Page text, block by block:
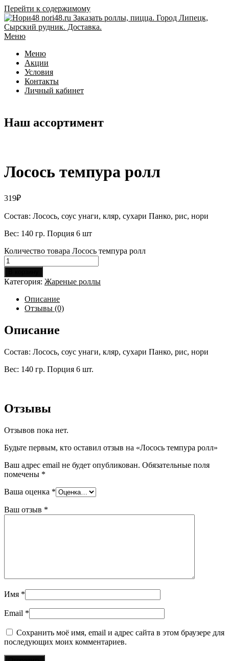
Перейти к содержимому
Меню
Меню
Акции
Условия
Контакты
Личный кабинет
Наш ассортимент
Лосось темпура ролл
319₽
Состав: Лосось, соус унаги, кляр, сухари Панко, рис, нори
Вес: 140 гр. Порция 6 шт
Количество товара Лосось темпура ролл
Категория: Жареные роллы
Описание
Отзывы (0)
Описание
Состав: Лосось, соус унаги, кляр, сухари Панко, рис, нори
Вес: 140 гр. Порция 6 шт.
Отзывы
Отзывов пока нет.
Будьте первым, кто оставил отзыв на «Лосось темпура ролл»
Ваш адрес email не будет опубликован. Обязательные поля
помечены *
Ваша оценка *
Ваш отзыв *
Имя *
Email *
Сохранить моё имя, email и адрес сайта в этом браузере для
последующих моих комментариев.